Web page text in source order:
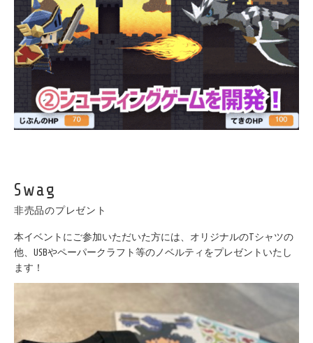
Swag
非売品のプレゼント
本イベントにご参加いただいた方には、オリジナルのTシャツの
他、USBやペーパークラフト等のノベルティをプレゼントいたし
ます！